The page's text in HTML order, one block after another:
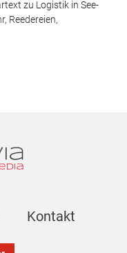
zu Logistik in See-
Reedereien,
Kontakt